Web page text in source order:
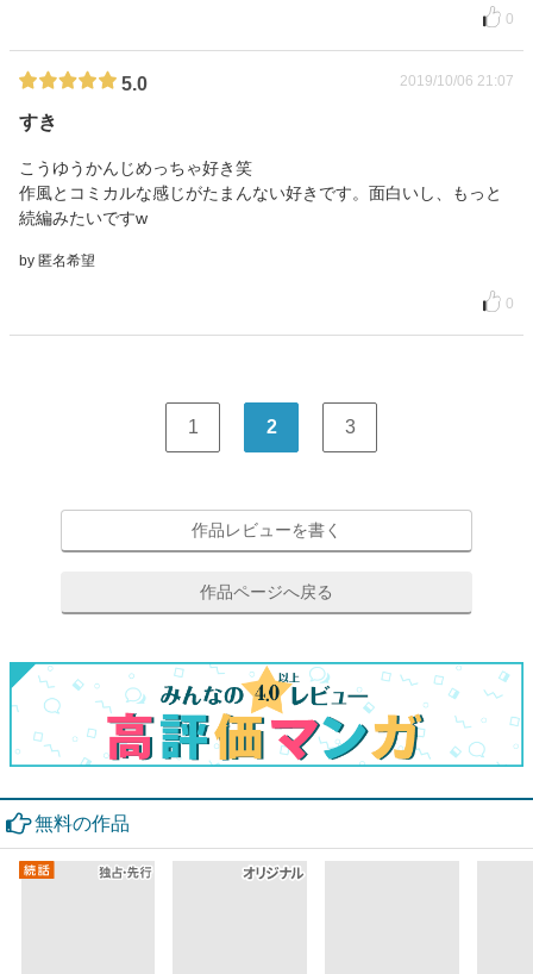
0
5.0 2019/10/06 21:07
すき
こうゆうかんじめっちゃ好き笑
作風とコミカルな感じがたまんない好きです。面白いし、もっと
続編みたいですw
by 匿名希望
0
1 2 3
作品レビューを書く
作品ページへ戻る
無料の作品